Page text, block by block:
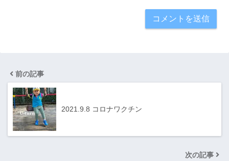
前の記事
2021.9.8 コロナワクチン
次の記事